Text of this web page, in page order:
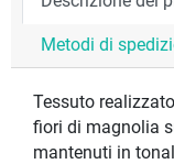
Metodi di
Tessuto
fiori di magnolia
mantenuti in